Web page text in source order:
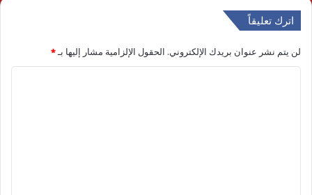
اترك تعليقاً
لن يتم نشر عنوان بريدك الإلكتروني. الحقول الإلزامية مشار إليها بـ*